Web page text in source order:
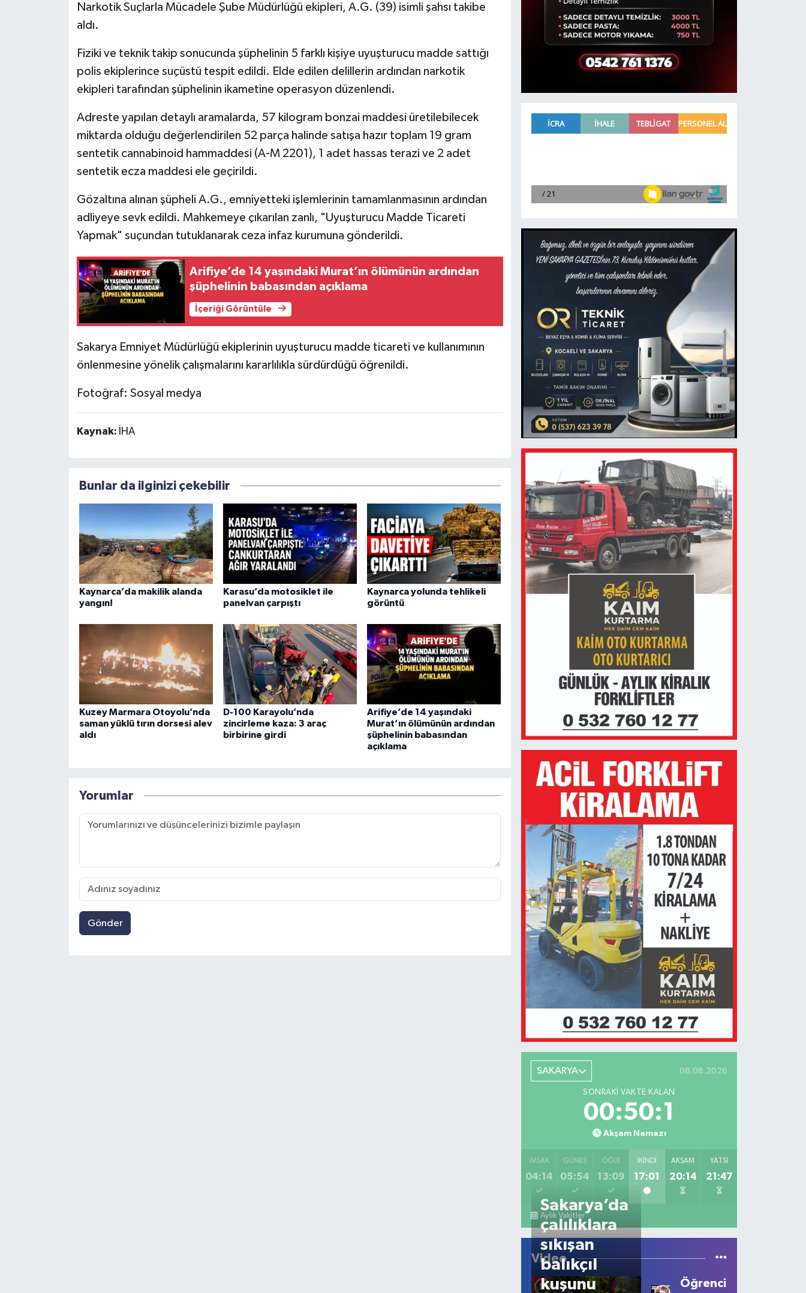
Narkotik Suçlarla Mücadele Şube Müdürlüğü ekipleri, A.G. (39) isimli şahsı takibe
aldı.
Fiziki ve teknik takip sonucunda şüphelinin 5 farklı kişiye uyuşturucu madde sattığı
polis ekiplerince suçüstü tespit edildi. Elde edilen delillerin ardından narkotik
ekipleri tarafından şüphelinin ikametine operasyon düzenlendi.
Adreste yapılan detaylı aramalarda, 57 kilogram bonzai maddesi üretilebilecek
miktarda olduğu değerlendirilen 52 parça halinde satışa hazır toplam 19 gram
sentetik cannabinoid hammaddesi (A-M 2201), 1 adet hassas terazi ve 2 adet
sentetik ecza maddesi ele geçirildi.
Gözaltına alınan şüpheli A.G., emniyetteki işlemlerinin tamamlanmasının ardından
adliyeye sevk edildi. Mahkemeye çıkarılan zanlı, "Uyuşturucu Madde Ticareti
Yapmak" suçundan tutuklanarak ceza infaz kurumuna gönderildi.
Arifiye’de 14 yaşındaki Murat’ın ölümünün ardından
şüphelinin babasından açıklama
İçeriği Görüntüle
Sakarya Emniyet Müdürlüğü ekiplerinin uyuşturucu madde ticareti ve kullanımının
önlenmesine yönelik çalışmalarını kararlılıkla sürdürdüğü öğrenildi.
Fotoğraf: Sosyal medya
Kaynak: İHA
Bunlar da ilginizi çekebilir
Kaynarca’da makilik alanda
yangın!
Karasu’da motosiklet ile
panelvan çarpıştı
Kaynarca yolunda tehlikeli
görüntü
Kuzey Marmara Otoyolu’nda
saman yüklü tırın dorsesi alev
aldı
D-100 Karayolu’nda
zincirleme kaza: 3 araç
birbirine girdi
Arifiye’de 14 yaşındaki
Murat’ın ölümünün ardından
şüphelinin babasından
açıklama
Yorumlar
Gönder
SAKARYA 08.08.2026
SONRAKI VAKTE KALAN
00:50:1
Akşam Namazı
İMSAK
04:14
GÜNEŞ
05:54
ÖĞLE
13:09
İKINDI
17:01
AKŞAM
20:14
YATSI
21:47
Aylık Vakitler
Video
Sakarya’da
çalılıklara
sıkışan
balıkçıl
kuşunu
Öğrencilerden